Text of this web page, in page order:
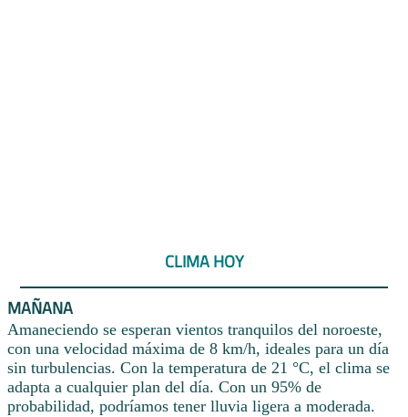
CLIMA HOY
MAÑANA
Amaneciendo se esperan vientos tranquilos del noroeste,
con una velocidad máxima de 8 km/h, ideales para un día
sin turbulencias. Con la temperatura de 21 °C, el clima se
adapta a cualquier plan del día. Con un 95% de
probabilidad, podríamos tener lluvia ligera a moderada.